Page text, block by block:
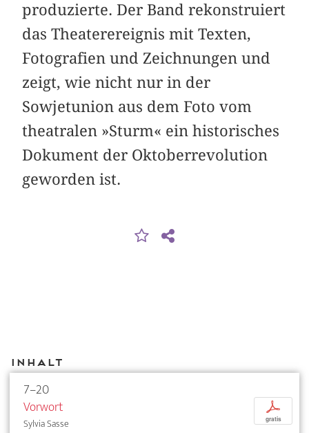
produzierte. Der Band rekonstruiert
das Theaterereignis mit Texten,
Fotografien und Zeichnungen und
zeigt, wie nicht nur in der
Sowjetunion aus dem Foto vom
theatralen »Sturm« ein historisches
Dokument der Oktober­revolution
geworden ist.
Inhalt
7–20
Vorwort
Sylvia Sasse
p
gratis